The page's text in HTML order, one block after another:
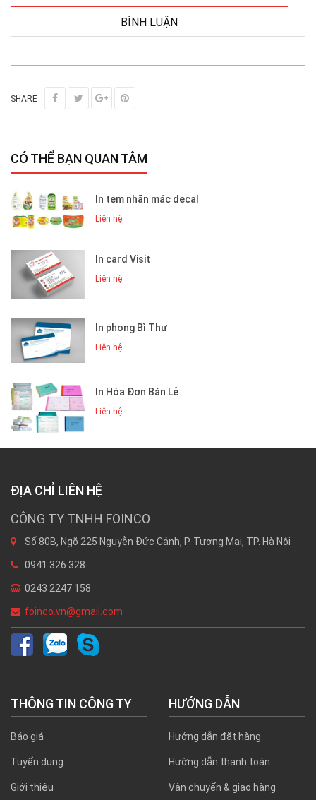
BÌNH LUẬN
SHARE
CÓ THỂ BẠN QUAN TÂM
In tem nhãn mác decal
Liên hệ
In card Visit
Liên hệ
In phong Bì Thư
Liên hệ
In Hóa Đơn Bán Lẻ
Liên hệ
ĐỊA CHỈ LIÊN HỆ
CÔNG TY TNHH FOINCO
Số 80B, Ngõ 225 Nguyễn Đức Cảnh, P. Tương Mai, TP. Hà Nội
0941 326 328
0243 2247 158
foinco.vn@gmail.com
THÔNG TIN CÔNG TY
Báo giá
Tuyển dụng
Giới thiệu
HƯỚNG DẪN
Hướng dẫn đặt hàng
Hướng dẫn thanh toán
Vận chuyển & giao hàng